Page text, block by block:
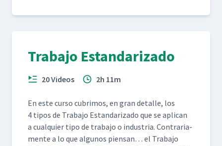
Trabajo Estandarizado
20 Videos 2h 11m
En este cur­so cub­ri­mos, en gran detalle, los
4 tipos de Tra­ba­jo Estandariza­do que se apli­can
a cualquier tipo de tra­ba­jo o indus­tria. Con­trari­a­
mente a lo que algunos pien­san… el Tra­ba­jo